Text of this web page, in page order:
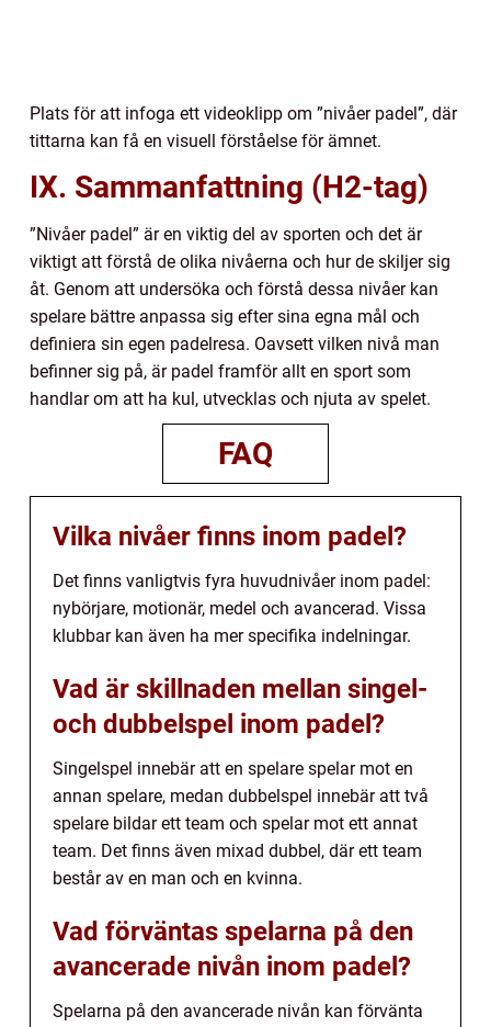
Plats för att infoga ett videoklipp om ”nivåer padel”, där
tittarna kan få en visuell förståelse för ämnet.
IX. Sammanfattning (H2-tag)
”Nivåer padel” är en viktig del av sporten och det är
viktigt att förstå de olika nivåerna och hur de skiljer sig
åt. Genom att undersöka och förstå dessa nivåer kan
spelare bättre anpassa sig efter sina egna mål och
definiera sin egen padelresa. Oavsett vilken nivå man
befinner sig på, är padel framför allt en sport som
handlar om att ha kul, utvecklas och njuta av spelet.
FAQ
Vilka nivåer finns inom padel?
Det finns vanligtvis fyra huvudnivåer inom padel:
nybörjare, motionär, medel och avancerad. Vissa
klubbar kan även ha mer specifika indelningar.
Vad är skillnaden mellan singel-
och dubbelspel inom padel?
Singelspel innebär att en spelare spelar mot en
annan spelare, medan dubbelspel innebär att två
spelare bildar ett team och spelar mot ett annat
team. Det finns även mixad dubbel, där ett team
består av en man och en kvinna.
Vad förväntas spelarna på den
avancerade nivån inom padel?
Spelarna på den avancerade nivån kan förvänta